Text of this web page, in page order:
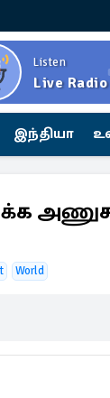
Listen
Live Radio
இந்தியா
World